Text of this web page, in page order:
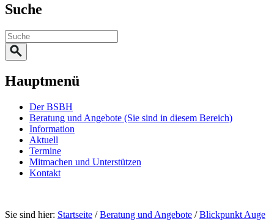
Suche
Hauptmenü
Der BSBH
Beratung und Angebote (Sie sind in diesem Bereich)
Information
Aktuell
Termine
Mitmachen und Unterstützen
Kontakt
Sie sind hier: Startseite / Beratung und Angebote /Blickpunkt Auge